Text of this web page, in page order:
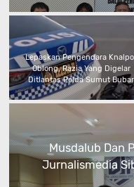
Lepaskan Pengendara
Oblong, Razia Yang Digelar
Ditlantas Polda Sumut Bubar
Musdalub Dan
Jurnalismedia